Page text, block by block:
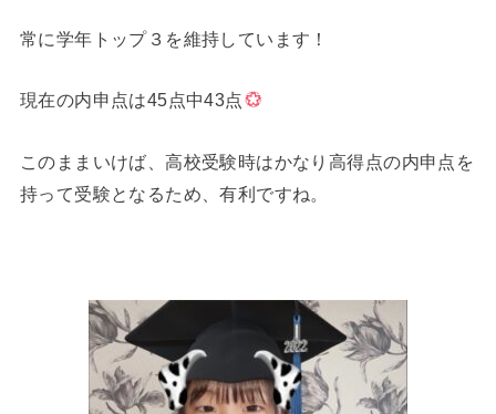
常に学年トップ３を維持しています！
現在の内申点は45点中43点
このままいけば、高校受験時はかなり高得点の内申点を
持って受験となるため、有利ですね。